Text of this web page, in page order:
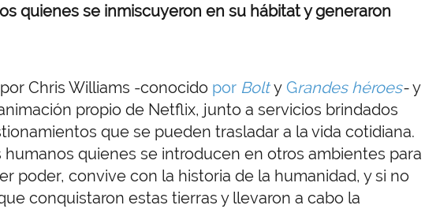
quienes se inmiscuyeron en su hábitat y generaron
Chris Williams -conocido por Bolt y Grandes héroes-y
propio de Netflix, junto a servicios brindados
que se pueden trasladar a la vida cotidiana.
humanos quienes se introducen en otros ambientes para
poder, convive con la historia de la humanidad, y si no
conquistaron estas tierras y llevaron a cabo la